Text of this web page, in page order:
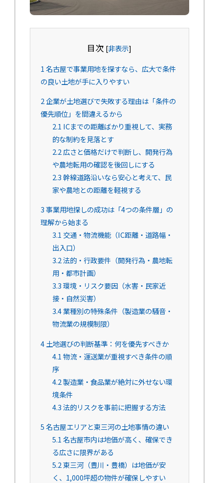
目次 [非表示]
1名古屋で事業用地を探すなら、広大で条件
の良い土地が手に入りやすい
2企業が土地選びで失敗する理由は「条件の
優先順位」を間違えるから
2.1 ICまでの距離ばかり重視して、実務
的な制約を見落とす
2.2広さと価格だけで判断し、開発行為
や農地転用の確認を後回しにする
2.3幹線道路沿いなら安心と考えて、民
家や農地との距離を軽視する
3事業用地探しの成功は「4つの条件層」の
理解から始まる
3.1 交通・物流機能（IC距離・道路幅・
出入口）
3.2法的・行政要件（開発行為・農地転
用・都市計画）
3.3環境・リスク要因（水害・民家近
接・自然災害）
3.4業種別の特殊条件（製造業の騒音・
物流業の規模制限）
4 土地選びの判断基準：何を優先すべきか
4.1物流・運送業が重視すべき条件の順
序
4.2製造業・食品業が絶対に外せない環
境条件
4.3法的リスクを事前に把握する方法
5名古屋エリアと東三河の土地事情の違い
5.1名古屋市内は地価が高く、確保でき
る広さに限界がある
5.2東三河（豊川・豊橋）は地価が安
く、1,000坪超の物件が確保しやすい